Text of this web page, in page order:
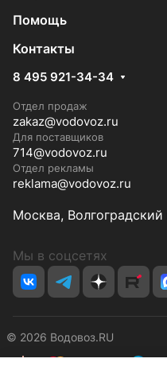
Помощь
Контакты
8 495 921-34-34
Отдел продаж
zakaz@vodovoz.ru
Для поставщиков
714@vodovoz.ru
Отдел рекламы
reklama@vodovoz.ru
Москва, Волгоградский
Мы в соцсетях
© 2026 Водовоз.RU